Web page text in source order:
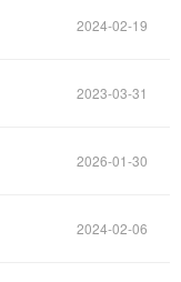
2024-02-19
2023-03-31
2026-01-30
2024-02-06